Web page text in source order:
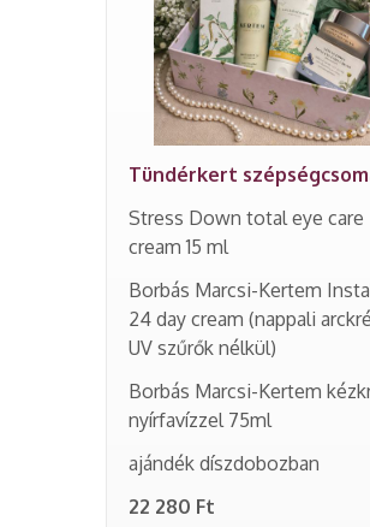
Tündérkert
Stress Down total eye care
cream 15 ml
Borbás Marcsi-Kertem
24 day cream (nappali
UV szűrők nélkül)
Borbás Marcsi-Kertem
nyírfavízzel 75ml
ajándék díszdobozban
22 280 Ft